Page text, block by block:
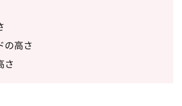
の高さ
さ